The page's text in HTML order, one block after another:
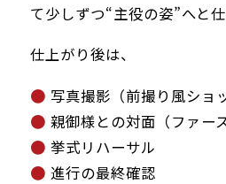
て少しずつ“主役の姿”へと
仕上がり後は、
写真撮影（前撮り風ショ
親御様との対面（ファー
挙式リハーサル
進行の最終確認